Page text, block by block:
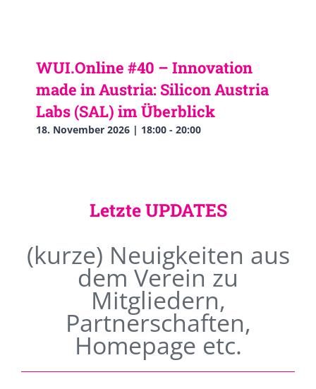
WUI.Online #40 – Innovation
made in Austria: Silicon Austria
Labs (SAL) im Überblick
18. November 2026 | 18:00 - 20:00
Letzte UPDATES
(kurze) Neuigkeiten aus
dem Verein zu
Mitgliedern,
Partnerschaften,
Homepage etc.